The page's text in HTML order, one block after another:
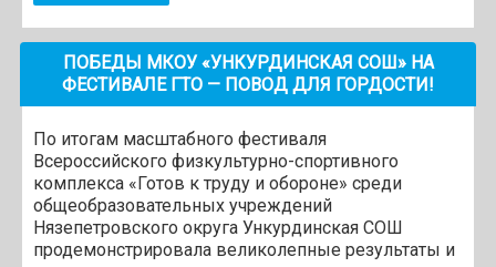
ПОБЕДЫ МКОУ «УНКУРДИНСКАЯ СОШ» НА
ФЕСТИВАЛЕ ГТО — ПОВОД ДЛЯ ГОРДОСТИ!
По итогам масштабного фестиваля
Всероссийского физкультурно-спортивного
комплекса «Готов к труду и обороне» среди
общеобразовательных учреждений
Нязепетровского округа Ункурдинская СОШ
продемонстрировала великолепные результаты и